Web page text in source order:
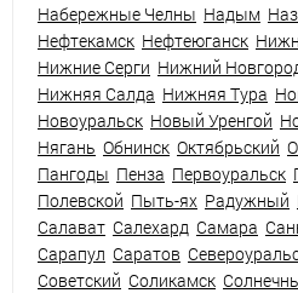
Набережные Челны Надым
Нефтекамск Нефтеюганск
Нижние Серги Нижний
Нижняя Салда Нижняя Тура
Новоуральск Новый Уренгой
Нягань Обнинск Октябрьский
Пангоды Пенза Первоуральск
Полевской Пыть-ях Радужный
Салават Салехард Самара
Сарапул Саратов
Советский Соликамск